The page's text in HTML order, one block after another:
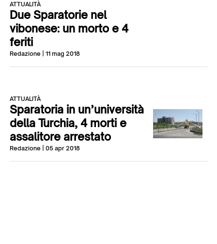
ATTUALITÀ
Due Sparatorie nel
vibonese: un morto e 4
feriti
Redazione | 11 mag 2018
ATTUALITÀ
Sparatoria in un’università
della Turchia, 4 morti e
assalitore arrestato
Redazione | 05 apr 2018